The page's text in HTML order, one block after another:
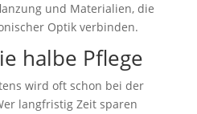
und Materialien, die
Optik verbinden.
halbe Pflege
wird oft schon bei der
langfristig Zeit sparen